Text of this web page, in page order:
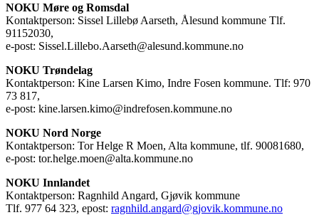
NOKU Møre og Romsdal
Kontaktperson: Sissel Lillebø Aarseth, Ålesund kommune Tlf.
91152030,
e-post: Sissel.Lillebo.Aarseth@alesund.kommune.no
NOKU Trøndelag
Kontaktperson: Kine Larsen Kimo, Indre Fosen kommune. Tlf: 970
73 817,
e-post: kine.larsen.kimo@indrefosen.kommune.no
NOKU Nord Norge
Kontaktperson: Tor Helge R Moen, Alta kommune, tlf. 90081680,
e-post: tor.helge.moen@alta.kommune.no
NOKU Innlandet
Kontaktperson: Ragnhild Angard, Gjøvik kommune
Tlf. 977 64 323, epost: ragnhild.angard@gjovik.kommune.no